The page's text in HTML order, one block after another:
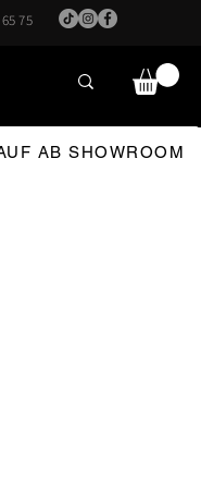
75
AB SHOWROOM